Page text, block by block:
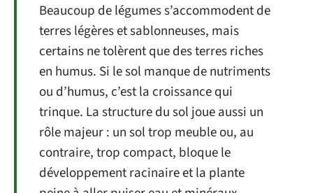
Beaucoup de légumes s’accommodent de
terres légères et sablonneuses, mais
certains ne tolèrent que des terres riches
en humus. Si le sol manque de nutriments
ou d’humus, c’est la croissance qui
trinque. La structure du sol joue aussi un
rôle majeur : un sol trop meuble ou, au
contraire, trop compact, bloque le
développement racinaire et la plante